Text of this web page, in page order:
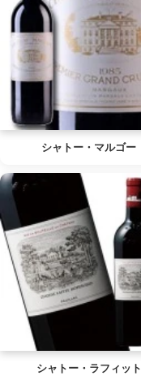
シャトー・マルゴー
シャトー・ラフィット